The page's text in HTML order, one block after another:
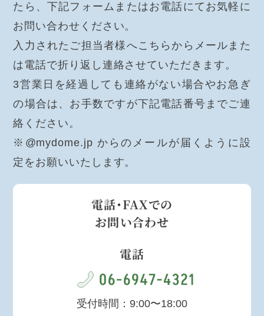
たら、下記フォームまたはお電話にてお気軽に
お問い合わせください。
入力されたご担当者様へこちらからメールまた
は電話で折り返し連絡させていただきます。
3営業日を経過しても連絡がない場合やお急ぎ
の場合は、お手数ですが下記電話番号までご連
絡ください。
※@mydome.jp からのメールが届くように設
定をお願いいたします。
電話・FAXでの
お問い合わせ
電話
受付時間：9:00〜18:00